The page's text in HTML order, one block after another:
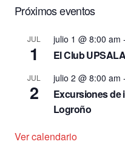
Próximos eventos
JUL
1
julio 1 @ 8:00 am -
El Club
JUL
2
julio 2 @ 8:00 am -
Excursiones de
Logroño
Ver calendario